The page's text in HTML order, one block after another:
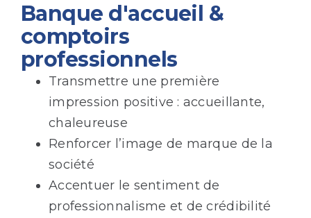
Banque d'accueil &
comptoirs
professionnels
Transmettre une première
impression positive : accueillante,
chaleureuse
Renforcer l’image de marque de la
société
Accentuer le sentiment de
professionnalisme et de crédibilité